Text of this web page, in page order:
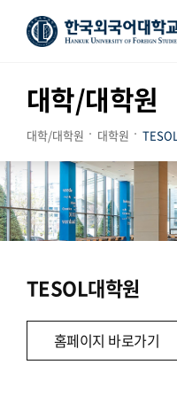
대학/대학원
대학/대학원 대학원
TESOL대학원
홈페이지 바로가기